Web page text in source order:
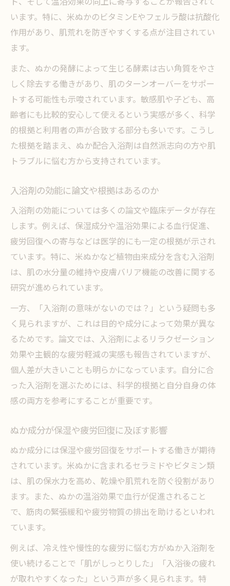
います。特に、米ぬかのビタミンEやフェルラ酸は抗酸化
作用があり、肌荒れを防ぎやすくする点が注目されてい
ます。
また、ぬかの発酵によって生じる酵素は古い角質をやさ
しく除去する働きがあり、肌のターンオーバーをサポー
トする可能性も示唆されています。敏感肌や子ども、高
齢者にも比較的安心して使えるという実感が多く、科学
的根拠と利用者の声が合致する部分も多いです。こうし
た根拠を踏まえ、ぬか配合入浴剤は自然派志向の方や肌
トラブルに悩む方から支持されています。
入浴剤の効能に論文や根拠はあるのか
入浴剤の効能については多くの論文や臨床データが存在
します。例えば、保湿成分や温浴効果による血行促進、
疲労回復への寄与などは医学的にも一定の根拠が示され
ています。特に、米ぬかなど植物由来成分を含む入浴剤
は、肌の水分量の維持や皮膚バリア機能の改善に関する
研究が進められています。
一方、「入浴剤の意味がないのでは？」という疑問も多
く見られますが、これは目的や成分によって効果が異な
るためです。論文では、入浴剤によるリラクゼーション
効果や主観的な疲労軽減の実感も報告されていますが、
個人差が大きいことも明らかになっています。自分に合
った入浴剤を選ぶためには、科学的根拠と自分自身の体
感の両方を参考にすることが重要です。
ぬか成分が保湿や疲労回復に及ぼす影響
ぬか成分には保湿や疲労回復をサポートする働きが期待
されています。米ぬかに含まれるセラミドやビタミン類
は、肌の保水力を高め、乾燥や肌荒れを防ぐ役割があり
ます。また、ぬかの温浴効果で血行が促進されること
で、筋肉の緊張緩和や疲労物質の排出を助けるといわれ
ています。
例えば、冷え性や慢性的な疲労に悩む方がぬか入浴剤を
使い続けることで「肌がしっとりした」「入浴後の疲れ
が取れやすくなった」という声が多く見られます。特